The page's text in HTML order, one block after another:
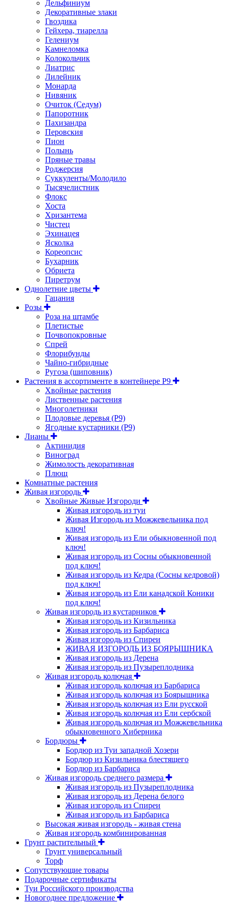
Дельфиниум
Декоративные злаки
Гвоздика
Гейхера, тиарелла
Гелениум
Камнеломка
Колокольчик
Лиатрис
Лилейник
Монарда
Нивяник
Очиток (Седум)
Папоротник
Пахизандра
Перовския
Пион
Полынь
Пряные травы
Роджерсия
Суккуленты/Молодило
Тысячелистник
Флокс
Хоста
Хризантема
Чистец
Эхинацея
Ясколка
Кореопсис
Бухарник
Обриета
Пиретрум
Однолетние цветы
Гацания
Розы
Роза на штамбе
Плетистые
Почвопокровные
Спрей
Флорибунды
Чайно-гибридные
Ругоза (шиповник)
Растения в ассортименте в контейнере P9
Хвойные растения
Лиственные растения
Многолетники
Плодовые деревья (Р9)
Ягодные кустарники (Р9)
Лианы
Актинидия
Виноград
Жимолость декоративная
Плющ
Комнатные растения
Живая изгородь
Хвойные Живые Изгороди
Живая изгородь из туи
Живая Изгородь из Можжевельника под
ключ!
Живая изгородь из Ели обыкновенной под
ключ!
Живая изгородь из Сосны обыкновенной
под ключ!
Живая изгородь из Кедра (Сосны кедровой)
под ключ!
Живая изгородь из Ели канадской Коники
под ключ!
Живая изгородь из кустарников
Живая изгородь из Кизильника
Живая изгородь из Барбариса
Живая изгородь из Спиреи
ЖИВАЯ ИЗГОРОДЬ ИЗ БОЯРЫШНИКА
Живая изгородь из Дерена
Живая изгородь из Пузыреплодника
Живая изгородь колючая
Живая изгородь колючая из Барбариса
Живая изгородь колючая из Боярышника
Живая изгородь колючая из Ели русской
Живая изгородь колючая из Ели сербской
Живая изгородь колючая из Можжевельника
обыкновенного Хиберника
Бордюры
Бордюр из Туи западной Хозери
Бордюр из Кизильника блестящего
Бордюр из Барбариса
Живая изгородь среднего размера
Живая изгородь из Пузыреплодника
Живая изгородь из Дерена белого
Живая изгородь из Спиреи
Живая изгородь из Барбариса
Высокая живая изгородь - живая стена
Живая изгородь комбинированная
Грунт растительный
Грунт универсальный
Торф
Сопутствующие товары
Подарочные сертификаты
Туи Российского производства
Новогоднее предложение